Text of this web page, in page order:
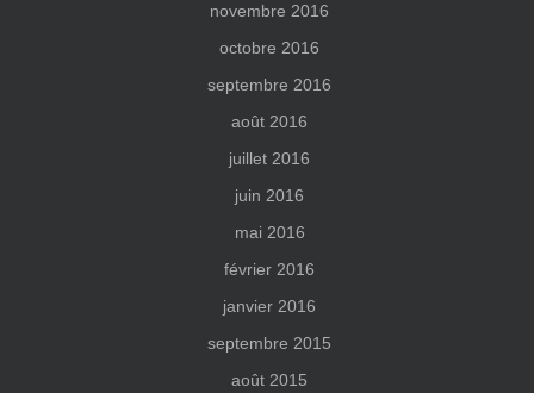
novembre 2016
octobre 2016
septembre 2016
août 2016
juillet 2016
juin 2016
mai 2016
février 2016
janvier 2016
septembre 2015
août 2015